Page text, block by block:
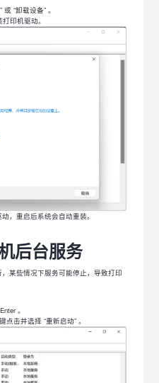
“卸载设备” 。
印机驱动。
，重启后系统会自动重装。
后台服务
某些情况下服务可能停止，导致打印
。
点击并选择 “重新启动” 。